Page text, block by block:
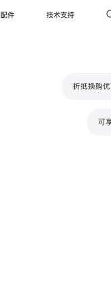
配件 技术支持
折抵换购
可
(在